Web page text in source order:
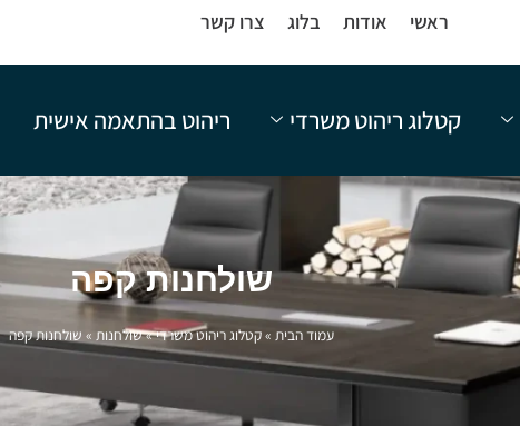
ראשי אודות בלוג צרו קשר
קטלוג ריהוט משרדי ריהוט בהתאמה אישית
שולחנות קפה
עמוד הבית »קטלוג ריהוט משרדי»שולחנות » שולחנות קפה